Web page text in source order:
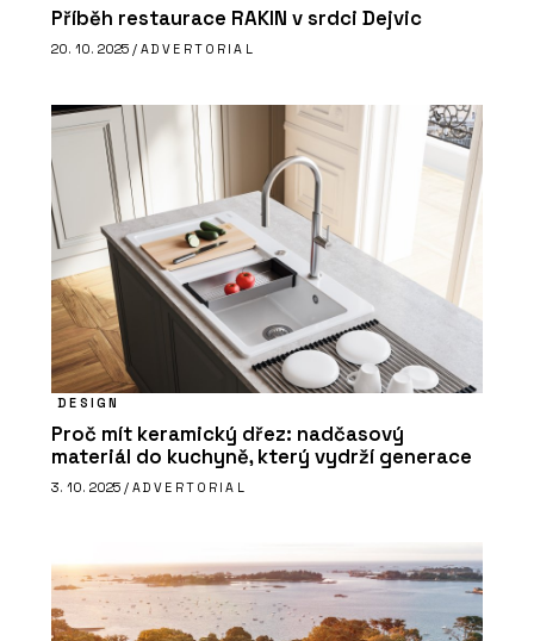
Příběh restaurace RAKIN v srdci Dejvic
20. 10. 2025 / ADVERTORIAL
DESIGN
Proč mít keramický dřez: nadčasový
materiál do kuchyně, který vydrží generace
3. 10. 2025 / ADVERTORIAL